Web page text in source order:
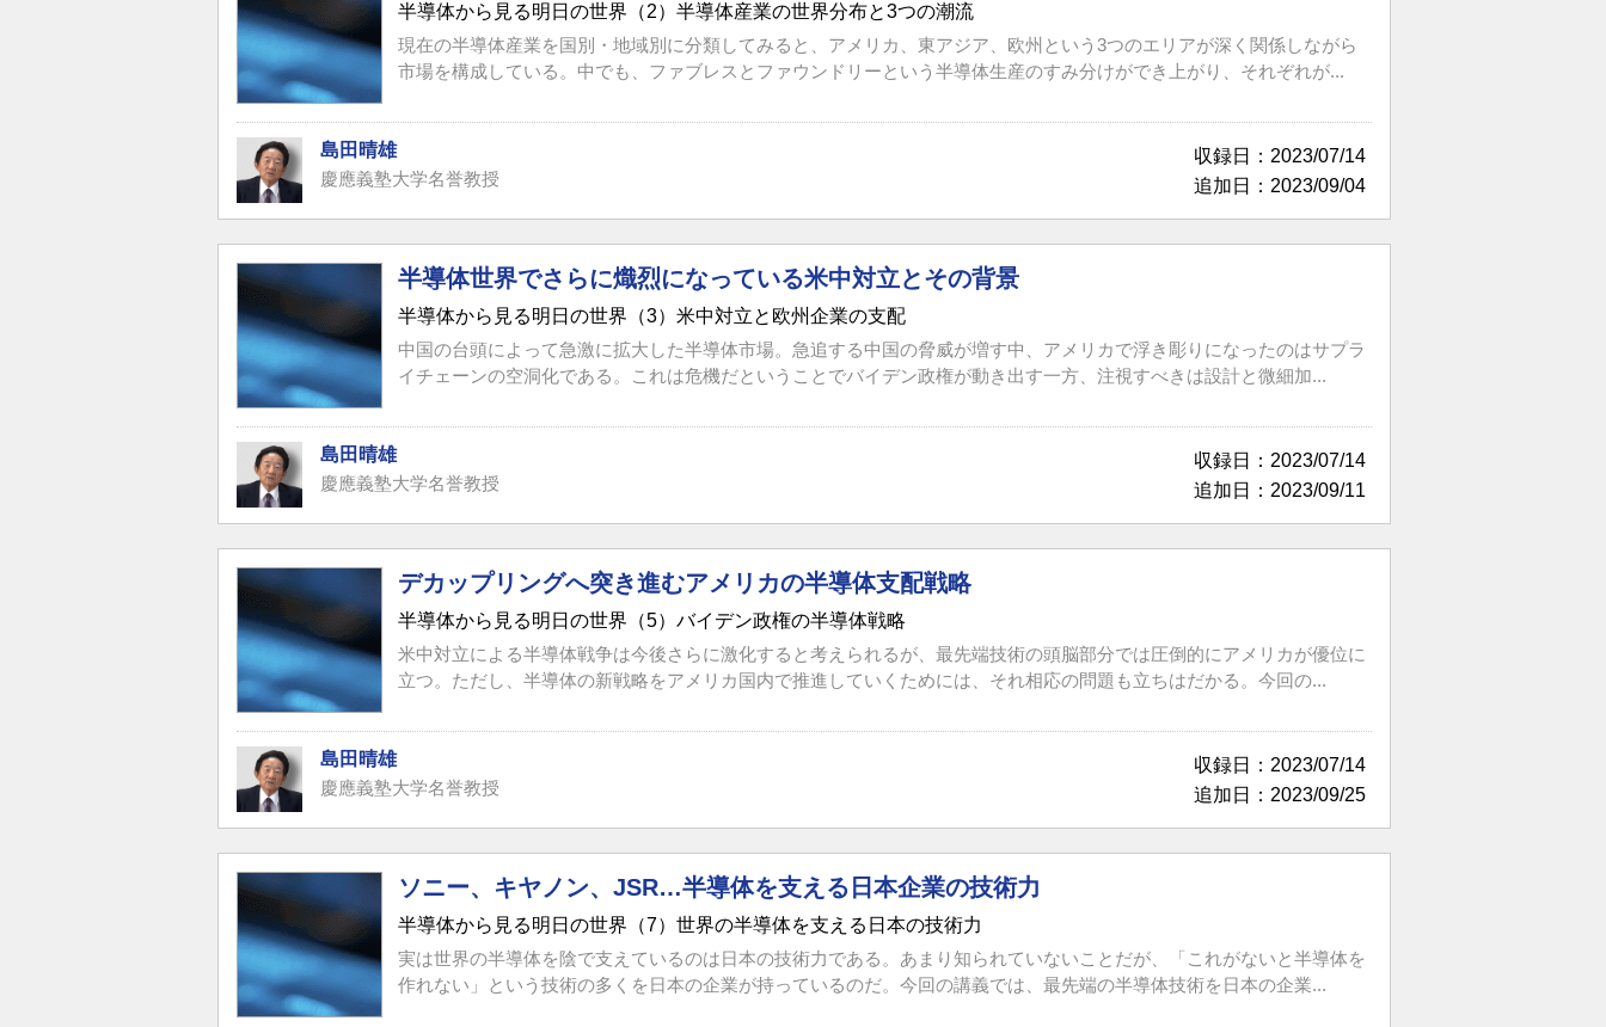
半導体から見る明日の世界（2）半導体産業の世界分布と3つの潮流
現在の半導体産業を国別・地域別に分類してみると、アメリカ、東アジア、欧州という3つのエリアが深く関係しながら
市場を構成している。中でも、ファブレスとファウンドリーという半導体生産のすみ分けができ上がり、それぞれが...
収録日：2023/07/14
追加日：2023/09/04
島田晴雄
慶應義塾大学名誉教授
半導体世界でさらに熾烈になっている米中対立とその背景
半導体から見る明日の世界（3）米中対立と欧州企業の支配
中国の台頭によって急激に拡大した半導体市場。急追する中国の脅威が増す中、アメリカで浮き彫りになったのはサプラ
イチェーンの空洞化である。これは危機だということでバイデン政権が動き出す一方、注視すべきは設計と微細加...
収録日：2023/07/14
追加日：2023/09/11
島田晴雄
慶應義塾大学名誉教授
デカップリングへ突き進むアメリカの半導体支配戦略
半導体から見る明日の世界（5）バイデン政権の半導体戦略
米中対立による半導体戦争は今後さらに激化すると考えられるが、最先端技術の頭脳部分では圧倒的にアメリカが優位に
立つ。ただし、半導体の新戦略をアメリカ国内で推進していくためには、それ相応の問題も立ちはだかる。今回の...
収録日：2023/07/14
追加日：2023/09/25
島田晴雄
慶應義塾大学名誉教授
ソニー、キヤノン、JSR…半導体を支える日本企業の技術力
半導体から見る明日の世界（7）世界の半導体を支える日本の技術力
実は世界の半導体を陰で支えているのは日本の技術力である。あまり知られていないことだが、「これがないと半導体を
作れない」という技術の多くを日本の企業が持っているのだ。今回の講義では、最先端の半導体技術を日本の企業...